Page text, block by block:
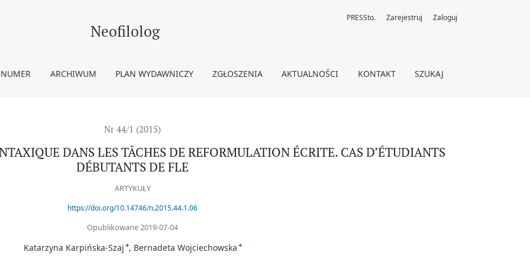
TÂCHES DE REFORMULATION ÉCRITE. CAS D’ÉTUDIANTS DÉBUTANTS DE FLE
Neofilolog
ARCHIWUM PLAN WYDAWNICZY ZGŁOSZENIA AKTUALNOŚCI KONTAKT SZUKAJ
PRESSto. Zarejestruj Zaloguj
Nr 44/1 (2015)
DANS LES TÂCHES DE REFORMULATION ÉCRITE. CAS D’ÉTUDIANTS
DÉBUTANTS DE FLE
ARTYKUŁY
https://doi.org/10.14746/n.2015.44.1.06
Opublikowane 2019-07-04
Katarzyna Karpińska-Szaj + Bernadeta Wojciechowska +